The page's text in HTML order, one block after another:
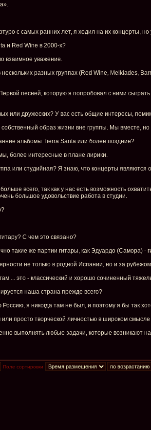
с самых ранних лет, я ходил на их концерты,
и Red Wine в 2000-х?
взаимное уважение.
разных группах (Red Wine, Melkiades,
песней, которую я попробовал с ними
или дружеских? У вас есть общие интересы,
образ жизни вне группы. Мы вместе,
альбомы Tierra Santa или более поздние?
более интересные в плане лирики.
или студийная? Я знаю, что концерты
всего, так как у нас есть возможность
большое удовольствие работа в студии.
С чем это связано?
такие же партии гитары, как Эдуардо (Самора) -
не только в родной Испании, но и за
... это - классический и хорошо сочиненный
наша страна прежде всего?
я никогда там не был, и поэтому я бы так
просто творческой личностью в широком смысле
выполнять любые задачи, которые возникают
Поле сортировки